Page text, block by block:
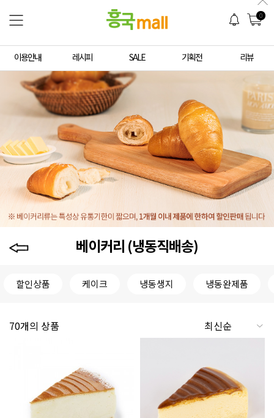
0
이용안내 레시피 SALE 기획전 리뷰
베이커리 (냉동직배송)
할인상품 케이크 냉동생지 냉동완제품
70개의 상품